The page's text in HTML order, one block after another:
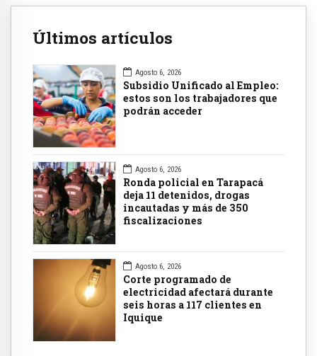
Últimos artículos
Agosto 6, 2026
Subsidio Unificado al Empleo:
estos son los trabajadores que
podrán acceder
Agosto 6, 2026
Ronda policial en Tarapacá
deja 11 detenidos, drogas
incautadas y más de 350
fiscalizaciones
Agosto 6, 2026
Corte programado de
electricidad afectará durante
seis horas a 117 clientes en
Iquique